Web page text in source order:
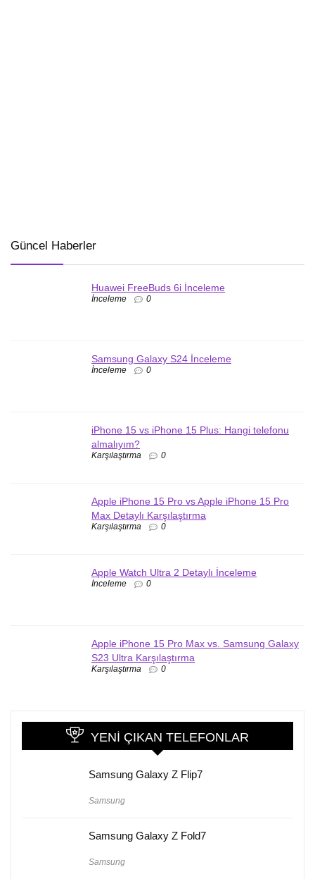
Güncel Haberler
Huawei FreeBuds 6i İnceleme
İnceleme 0
Samsung Galaxy S24 İnceleme
İnceleme 0
iPhone 15 vs iPhone 15 Plus: Hangi telefonu
almalıyım?
Karşılaştırma 0
Apple iPhone 15 Pro vs Apple iPhone 15 Pro
Max Detaylı Karşılaştırma
Karşılaştırma 0
Apple Watch Ultra 2 Detaylı İnceleme
İnceleme 0
Apple iPhone 15 Pro Max vs. Samsung Galaxy
S23 Ultra Karşılaştırma
Karşılaştırma 0
YENI ÇIKAN TELEFONLAR
Samsung Galaxy Z Flip7
Samsung
Samsung Galaxy Z Fold7
Samsung